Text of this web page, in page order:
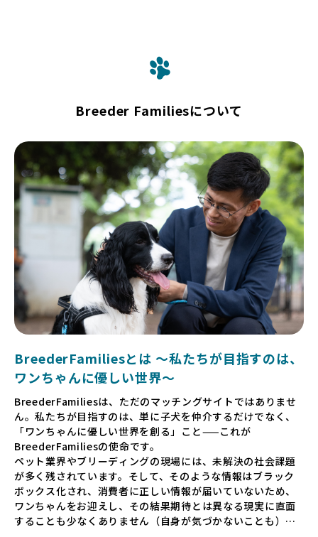
Breeder Familiesについて
BreederFamiliesとは 〜私たちが目指すのは、
ワンちゃんに優しい世界〜
BreederFamiliesは、ただのマッチングサイトではありませ
ん。私たちが目指すのは、単に子犬を仲介するだけでなく、
「ワンちゃんに優しい世界を創る」こと——これが
BreederFamiliesの使命です。
ペット業界やブリーディングの現場には、未解決の社会課題
が多く残されています。そして、そのような情報はブラック
ボックス化され、消費者に正しい情報が届いていないため、
ワンちゃんをお迎えし、その結果期待とは異なる現実に直面
することも少なくありません（自身が気づかないことも）。